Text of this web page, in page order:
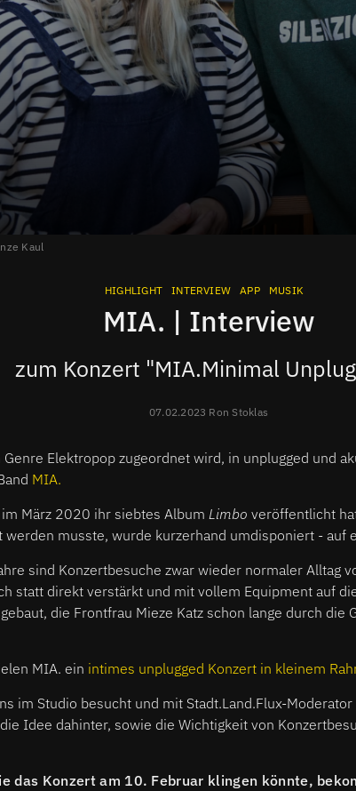
Kaul
HIGHLIGHT INTERVIEW APP MUSIK
MIA. | Interview
zum Konzert "MIA.Minimal
07.02.2023 Ron Stoklas
Genre Elektropop zugeordnet wird, in unplugged und
MIA.
März 2020 ihr siebtes Album Limbo veröffentlicht
werden musste, wurde kurzerhand umdisponiert - auf
sind Konzertbesuche zwar wieder normaler Alltag
statt direkt verstärkt und mit vollem Equipment auf
die Frontfrau Mieze Katz schon lange durch die
MIA. ein intimes unplugged Konzert in kleinem
im Studio besucht und mit Stadt.Land.Flux-Moderator
Idee dahinter, sowie die Wichtigkeit von
das Konzert am 10. Februar klingen könnte,